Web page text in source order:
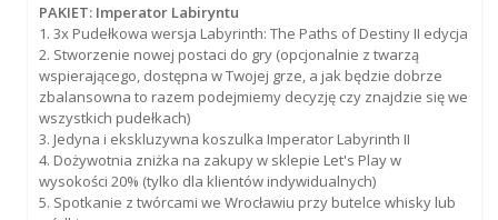
PAKIET: Imperator Labiryntu
1. 3x Pudełkowa wersja Labyrinth: The Paths of Destiny II edycja
2. Stworzenie nowej postaci do gry (opcjonalnie z twarzą
wspierającego, dostępna w Twojej grze, a jak będzie dobrze
zbalansowna to razem podejmiemy decyzję czy znajdzie się we
wszystkich pudełkach)
3. Jedyna i ekskluzywna koszulka Imperator Labyrinth II
4. Dożywotnia zniżka na zakupy w sklepie Let's Play w
wysokości 20% (tylko dla klientów indywidualnych)
5. Spotkanie z twórcami we Wrocławiu przy butelce whisky lub